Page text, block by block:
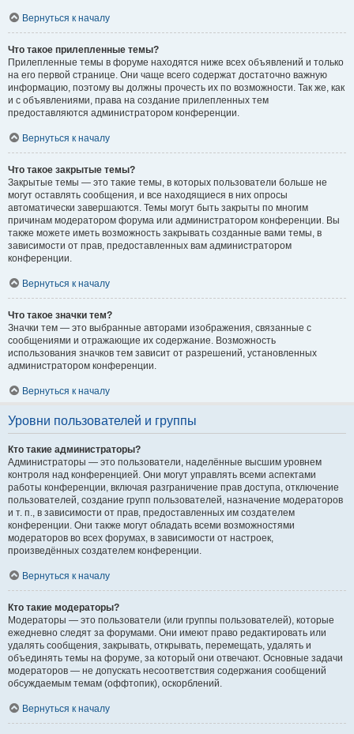
Вернуться к началу
Что такое прилепленные темы?
Прилепленные темы в форуме находятся ниже всех объявлений и только
на его первой странице. Они чаще всего содержат достаточно важную
информацию, поэтому вы должны прочесть их по возможности. Так же, как
и с объявлениями, права на создание прилепленных тем
предоставляются администратором конференции.
Вернуться к началу
Что такое закрытые темы?
Закрытые темы — это такие темы, в которых пользователи больше не
могут оставлять сообщения, и все находящиеся в них опросы
автоматически завершаются. Темы могут быть закрыты по многим
причинам модератором форума или администратором конференции. Вы
также можете иметь возможность закрывать созданные вами темы, в
зависимости от прав, предоставленных вам администратором
конференции.
Вернуться к началу
Что такое значки тем?
Значки тем — это выбранные авторами изображения, связанные с
сообщениями и отражающие их содержание. Возможность
использования значков тем зависит от разрешений, установленных
администратором конференции.
Вернуться к началу
Уровни пользователей и группы
Кто такие администраторы?
Администраторы — это пользователи, наделённые высшим уровнем
контроля над конференцией. Они могут управлять всеми аспектами
работы конференции, включая разграничение прав доступа, отключение
пользователей, создание групп пользователей, назначение модераторов
и т. п., в зависимости от прав, предоставленных им создателем
конференции. Они также могут обладать всеми возможностями
модераторов во всех форумах, в зависимости от настроек,
произведённых создателем конференции.
Вернуться к началу
Кто такие модераторы?
Модераторы — это пользователи (или группы пользователей), которые
ежедневно следят за форумами. Они имеют право редактировать или
удалять сообщения, закрывать, открывать, перемещать, удалять и
объединять темы на форуме, за который они отвечают. Основные задачи
модераторов — не допускать несоответствия содержания сообщений
обсуждаемым темам (оффтопик), оскорблений.
Вернуться к началу